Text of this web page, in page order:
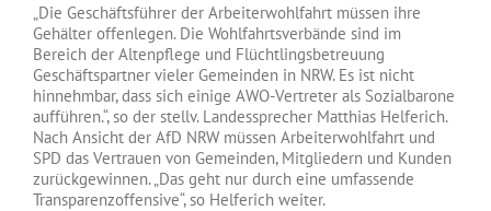
„Die Geschäftsführer der Arbeiterwohlfahrt müssen ihre
Gehälter offenlegen. Die Wohlfahrtsverbände sind im
Bereich der Altenpflege und Flüchtlingsbetreuung
Geschäftspartner vieler Gemeinden in NRW. Es ist nicht
hinnehmbar, dass sich einige AWO-Vertreter als Sozialbarone
aufführen.“, so der stellv. Landessprecher Matthias Helferich.
Nach Ansicht der AfD NRW müssen Arbeiterwohlfahrt und
SPD das Vertrauen von Gemeinden, Mitgliedern und Kunden
zurückgewinnen. „Das geht nur durch eine umfassende
Transparenzoffensive“, so Helferich weiter.